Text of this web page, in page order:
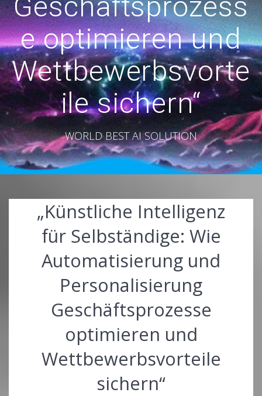
e optimieren und
Wettbewerbsvorte
ile sichern“
WORLD BEST AI SOLUTION
„Künstliche Intelligenz
für Selbständige: Wie
Automatisierung und
Personalisierung
Geschäftsprozesse
optimieren und
Wettbewerbsvorteile
sichern“